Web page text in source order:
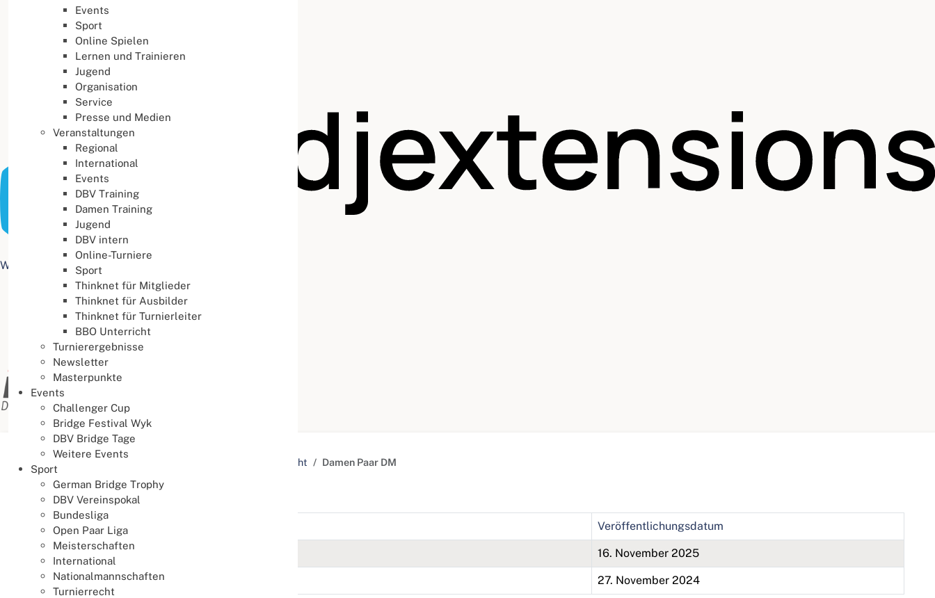
Buchstabenabstand
Web Accessibility plugin
Events
Sport
Online Spielen
Lernen und Trainieren
Jugend
Organisation
Service
Presse und Medien
Veranstaltungen
Regional
International
Events
DBV Training
Damen Training
Jugend
DBV intern
Online-Turniere
Sport
Thinknet für Mitglieder
Thinknet für Ausbilder
Thinknet für Turnierleiter
BBO Unterricht
Turnierergebnisse
Newsletter
Masterpunkte
Events
Challenger Cup
Bridge Festival Wyk
DBV Bridge Tage
Weitere Events
Sport
German Bridge Trophy
DBV Vereinspokal
Bundesliga
Open Paar Liga
Meisterschaften
International
Nationalmannschaften
Turnierrecht
Aktuelle Seite: Startseite Schlagworte / Tags Übersicht Damen Paar DM
Damen Paar DM
Titel Veröffentlichungsdatum
68. Deutsche Damen Paarmeisterschaft 2025 16. November 2025
67. Deutsche Damen Paarmeisterschaft 2024 27. November 2024